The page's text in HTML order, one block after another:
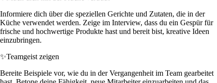
Informiere dich über die speziellen Gerichte und Zutaten, die in der
Küche verwendet werden. Zeige im Interview, dass du ein Gespür für
frische und hochwertige Produkte hast und bereit bist, kreative Ideen
einzubringen.
✨Teamgeist zeigen
Bereite Beispiele vor, wie du in der Vergangenheit im Team gearbeitet